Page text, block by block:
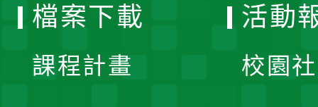
檔案下載
課程計畫
活動
校園